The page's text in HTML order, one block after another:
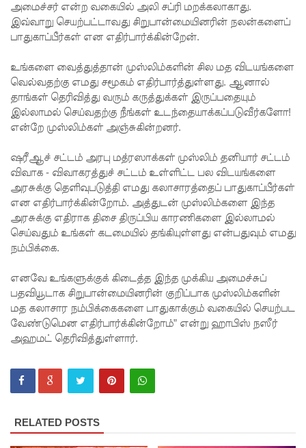
விலங்குக
ள், தேசிய
நீர்
வழங்கல்
வடிகால்
சபை
சட்டமூலங்
நிறைவேற்
றம்!
146
சட்டவி
ரோத
சூதாட்ட
இணையத
ளங்களை
முடக்குமா
அமைச்சர் என்ற வகையில் அலி சப்ரி மறக்கலாகாது.
இவ்வாறு செயற்பட்டாவது சிறுபான்மையினரின் நலன்களைப்
பாதுகாப்பீர்கள் என எதிர்பார்க்கின்றேன்.
உங்களை வைத்துத்தான் முஸ்லிம்களின் சில மத விடயங்களை
வெல்வதற்கு எமது சமூகம் எதிர்பார்த்துள்ளது. ஆனால்
தாங்கள் தெரிவித்து வரும் கருத்துக்கள் இருப்பதையும்
இல்லாமல் செய்வதற்கு நீங்கள் உடந்தையாக்கப்படுவீர்களோ!
என்றே முஸ்லிம்கள் அஞ்சுகின்றனர்.
ஷரீஆச் சட்டம் அரபு மத்ரஸாக்கள் முஸ்லிம் தனியார் சட்டம்
விவாக - விவாகரத்துச் சட்டம் உள்ளிட்ட பல விடயங்களை
அரசுக்கு தெளிவுபடுத்தி எமது கலாசாரத்தைப் பாதுகாப்பீர்கள்
என எதிர்பார்க்கின்றோம். அத்துடன் முஸ்லிம்களை இந்த
அரசுக்கு எதிராக திசை திருப்பிய காரணிகளை இல்லாமல்
செய்வதும் உங்கள் கடமையில் தங்கியுள்ளது என்பதுவும் எமது
நம்பிக்கை.
எனவே உங்களுக்குக் கிடைத்த இந்த முக்கிய அமைச்சுப்
பதவியூடாக சிறுபான்மையினரின் குறிப்பாக முஸ்லிம்களின்
மத கலாசார நம்பிக்கைகளை பாதுகாக்கும் வகையில் செயற்பட
வேண்டுமென எதிர்பார்க்கின்றோம்” என்று ஹாபிஸ் நஸீர்
அஹமட் தெரிவித்துள்ளார்.
RELATED POSTS